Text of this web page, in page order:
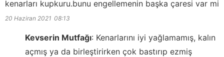
kenarları kupkuru.bunu engellemenin başka çaresi var mi
20 Haziran 2021 08:13
Kevserin Mutfağı: Kenarlarını iyi yağlamamış, kalın
açmış ya da birleştirirken çok bastırıp ezmiş